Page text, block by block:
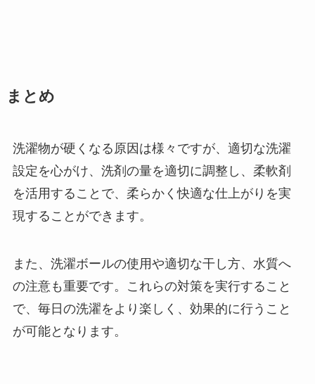
まとめ
洗濯物が硬くなる原因は様々ですが、適切な洗濯
設定を心がけ、洗剤の量を適切に調整し、柔軟剤
を活用することで、柔らかく快適な仕上がりを実
現することができます。
また、洗濯ボールの使用や適切な干し方、水質へ
の注意も重要です。これらの対策を実行すること
で、毎日の洗濯をより楽しく、効果的に行うこと
が可能となります。